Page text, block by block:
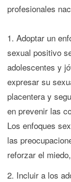
profesionales
Adoptar un
sexual positivo
adolescentes y
expresar su
placentera y
en prevenir las
Los enfoques
las
reforzar el
Incluir a los